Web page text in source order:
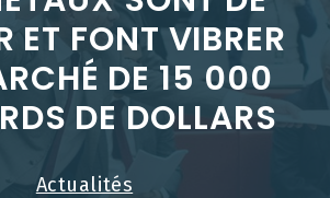
ET FONT VIBRER
DE 15 000
DE DOLLARS
Actualités